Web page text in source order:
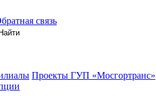
Проекты ГУП «Мосгортранс»